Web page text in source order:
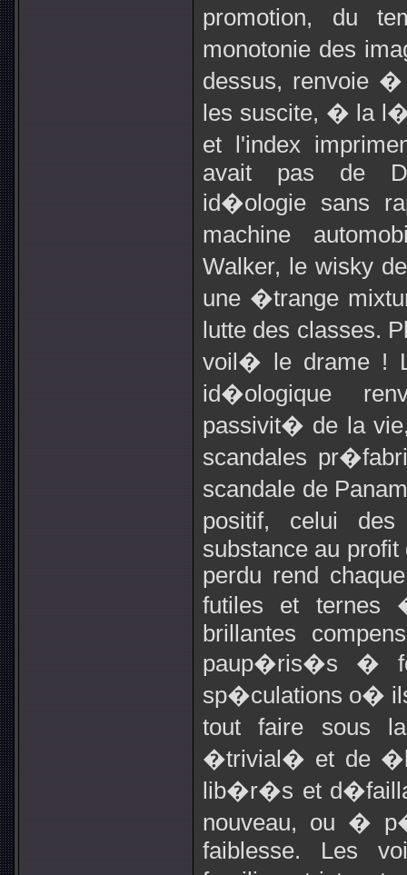
promotion, du
monotonie des
dessus, renvoie
les suscite, � la
et l'index
avait pas de
id�ologie sans
machine
Walker, le wisky
une �trange
lutte des classes.
voil� le drame !
id�ologique
passivit� de la
scandales
scandale de
positif, celui
substance au
perdu rend
futiles et ternes
brillantes
paup�ris�s �
sp�culations o�
tout faire sous
�trivial� et de
lib�r�s et
nouveau, ou �
faiblesse. Les